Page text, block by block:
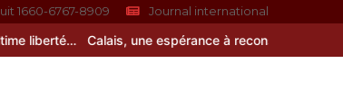
1660-6767-8909 Journal international
Calais, une espérance à reconstruire